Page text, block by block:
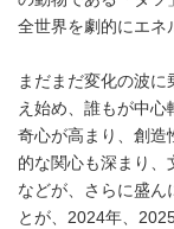
全世界を劇的にエネ
まだまだ変化の波
え始め、誰もが中
奇心が高まり、創造
的な関心も深まり、
などが、さらに盛ん
とが、2024年、